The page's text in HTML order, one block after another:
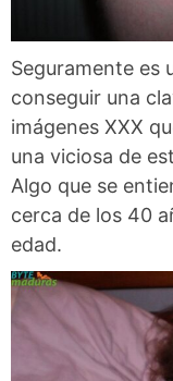
Seguramente es
conseguir una
imágenes XXX
una viciosa de
Algo que se
cerca de los 40
edad.